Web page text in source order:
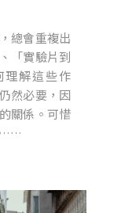
總會重複出
「實驗片到
理解這些作
然必要，因
關係。可惜
……